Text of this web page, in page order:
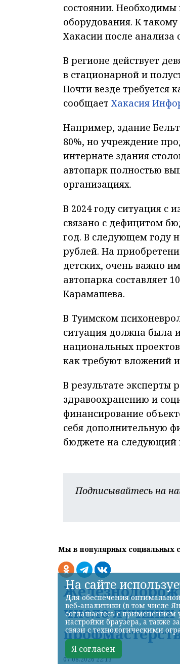
состоянии.
оборудования. К
Хакасии после анализа
В регионе действует
в стационарной и
Почти везде требуется
сообщает Хакасия
Например, здание
80%, но учреждение
интернате здания
автопарк полностью
организациях.
В 2024 году ситуация с
связано с дефицитом
год. В следующем году
рублей. На
детских, очень важно
автопарка составляет
Карамашева.
В Туимском
ситуация должна была
национальных
как требуют вложений
В результате эксперты
здравоохранению и
финансирование
себя дополнительную
бюджете на следующий
Подписывайтесь на
Мы в популярных социальных
число лучших
07.08.2026 22:13
На сайте
Для обеспечения
веб-аналитики (в том числе
соглашаетесь с применением
настройки браузера, а также
связи с технологическими
Я согласен